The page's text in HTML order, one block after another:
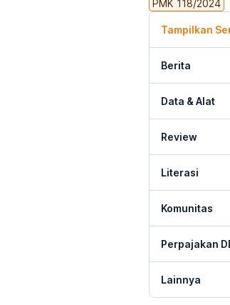
PMK 118/2024
Tampilkan
Berita
Data & Alat
Review
Literasi
Komunitas
Perpajakan
Lainnya